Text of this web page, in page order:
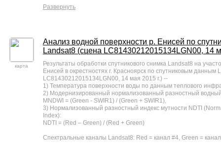
Развернуть
карта
Анализ водной поверхности р. Енисей по
Landsat8 (сцена LC81430212015134LGN00, 14
Результаты обработки спутникового снимка Landsat8 на
Енисей в окрестностях г. Красноярск по спутниковым данным
LC81430212015134LGN00, 14 мая 2015 г.) --
1) Температура поверхности воды по данным теплового
2) Модернизированный нормализованный разностный
MNDWI = (Green - SWIR1) / (Green + SWIR1),
3) Нормализованный разностный индекс мутности NDTI
Index):
NDTI = (Red – Green) / (Red + Green)
Спектральные каналы Landsat8: Red = канал #4, Green =